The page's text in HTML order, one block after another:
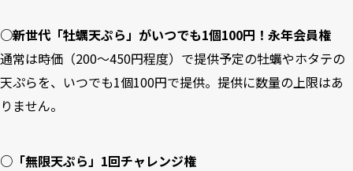
○新世代「牡蠣天ぷら」がいつでも1個100円！永年会員権
通常は時価（200〜450円程度）で提供予定の牡蠣やホタテの
天ぷらを、いつでも1個100円で提供。提供に数量の上限はあ
りません。
○「無限天ぷら」1回チャレンジ権